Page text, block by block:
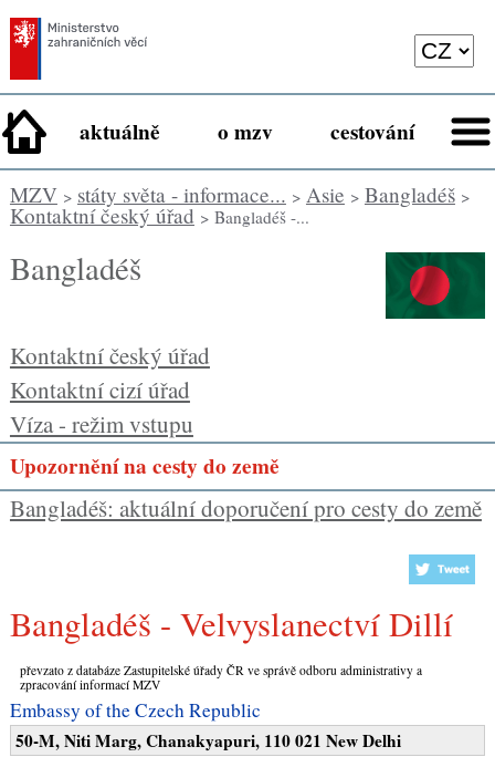
aktuálně o mzv cestování
MZV> státy světa - informace... > Asie > Bangladéš>
Kontaktní český úřad > Bangladéš -...
Bangladéš
Kontaktní český úřad
Kontaktní cizí úřad
Víza - režim vstupu
Upozornění na cesty do země
Bangladéš: aktuální doporučení pro cesty do země
Bangladéš - Velvyslanectví Dillí
převzato z databáze Zastupitelské úřady ČR ve správě odboru administrativy a
zpracování informací MZV
Embassy of the Czech Republic
50-M, Niti Marg, Chanakyapuri, 110 021 New Delhi